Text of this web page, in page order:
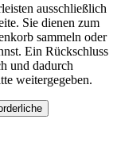
ausschließlich
Sie dienen zum
sammeln oder
Ein Rückschluss
und dadurch
weitergegeben.